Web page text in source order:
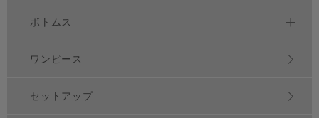
ボトムス
ワンピース
セットアップ